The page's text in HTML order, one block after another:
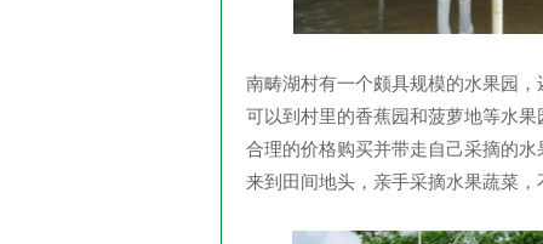
南畴湖村有一个颇具规模的水果园
可以到村里的香蕉园和菠萝地等水
合理的价格购买并带走自己采摘的
来到田间地头，亲手采摘水果蔬菜